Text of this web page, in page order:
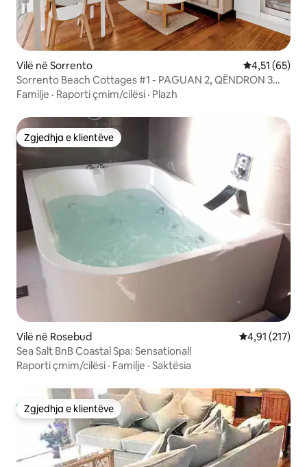
Vilë në Sorrento Vlerësimi
4,51 (65)
Sorrento Beach Cottages #1 - PAGUAN 2, QËNDRON 3
net!
Familje · Raporti çmim/cilësi · Plazh
Zgjedhja e klientëve
Zgjedhja e klientëve
Vilë në Rosebud Vlerësimi
4,91 (217)
Sea Salt BnB Coastal Spa: Sensational!
Raporti çmim/cilësi · Familje · Saktësia
Zgjedhja e klientëve
Zgjedhja e klientëve